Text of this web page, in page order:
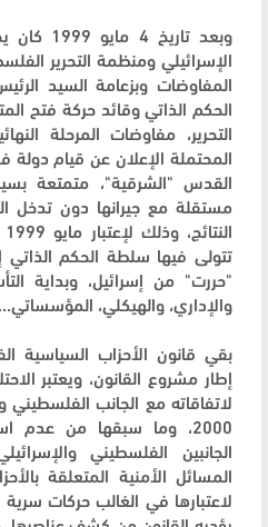
وبعد
الإسرائيلي ومنظمة التحرير
المفاوضات وبزعامة السيد
الحكم الذاتي وقائد حركة فتح
التحرير، مفاوضات المرحلة
المحتملة الإعلان عن قيام
القدس "الشرقية"، متمتعة
مستقلة مع جيرانها دون تدخل
تتولى فيها سلطة الحكم الذاتي
"حررت" من إسرائيل، وبداية
والإداري، والهيكلي،
إطار مشروع القانون، ويعتبر
لاتفاقاته مع الجانب الفلسطيني
2000، وما سبقها من عدم
الجانبين الفلسطيني
المسائل الأمنية المتعلقة
لاعتبارها في الغالب حركات